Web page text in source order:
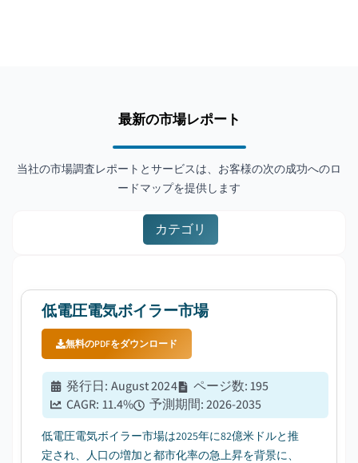
最新の市場レポート
当社の市場調査レポートとサービスは、お客様の次の成功へのロ
ードマップを提供します
カテゴリ
低電圧電気ボイラー市場
無料のPDFをダウンロード
発行日: August 2024 ページ数:195
CAGR: 11.4% 予測期間:2026-2035
低電圧電気ボイラー市場は2025年に82億米ドルと推
定され、人口の増加と都市化率の急上昇を背景に、